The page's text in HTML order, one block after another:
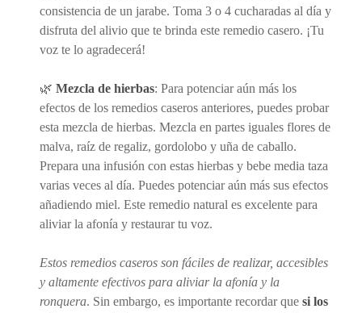
consistencia de un jarabe. Toma 3 o 4 cucharadas al día y
disfruta del alivio que te brinda este remedio casero. ¡Tu
voz te lo agradecerá!
🌿 Mezcla de hierbas: Para potenciar aún más los
efectos de los remedios caseros anteriores, puedes probar
esta mezcla de hierbas. Mezcla en partes iguales flores de
malva, raíz de regaliz, gordolobo y uña de caballo.
Prepara una infusión con estas hierbas y bebe media taza
varias veces al día. Puedes potenciar aún más sus efectos
añadiendo miel. Este remedio natural es excelente para
aliviar la afonía y restaurar tu voz.
Estos remedios caseros son fáciles de realizar, accesibles
y altamente efectivos para aliviar la afonía y la
ronquera. Sin embargo, es importante recordar que si los